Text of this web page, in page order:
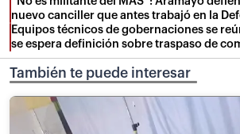
nuevo canciller que antes trabajó en la
Equipos técnicos de gobernaciones se
se espera definición sobre traspaso de
También te puede interesar